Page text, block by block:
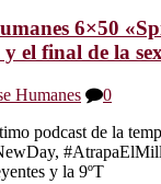
6×50
el final de la
Humanes
0
podcast de la
y la 9ºT